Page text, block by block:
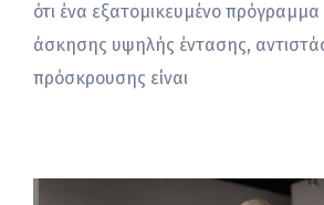
ότι ένα εξατομικευμένο πρόγραμμα
άσκησης υψηλής έντασης,
πρόσκρουσης είναι